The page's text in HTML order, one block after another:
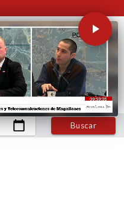
Buscar